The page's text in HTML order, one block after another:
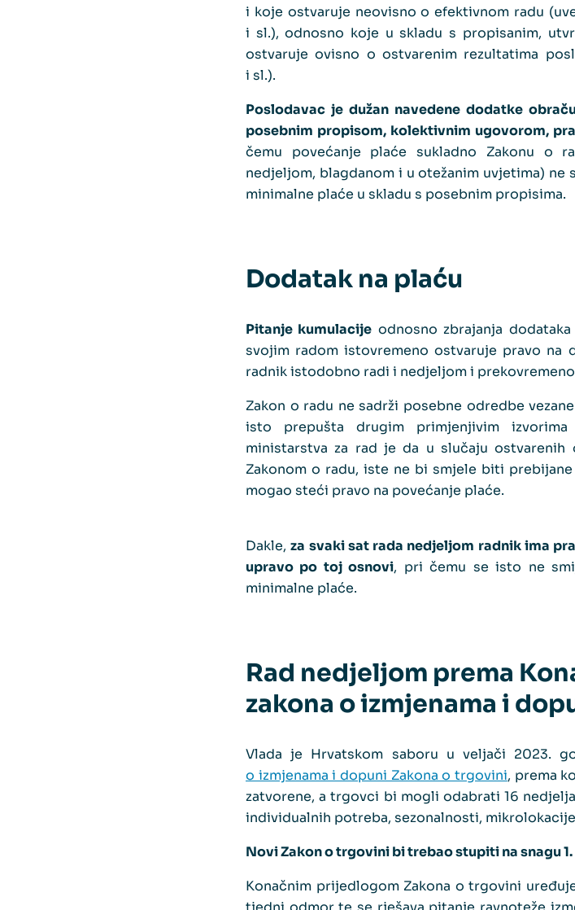
i koje ostvaruje neovisno o efektivnom radu
i sl.), odnosno koje u skladu s propisanim,
ostvaruje ovisno o ostvarenim rezultatima
i sl.).
Poslodavac je dužan navedene dodatke
posebnim propisom, kolektivnim ugovorom,
čemu povećanje plaće sukladno Zakonu o
nedjeljom, blagdanom i u otežanim uvjetima) ne
minimalne plaće u skladu s posebnim propisima.
Dodatak na plaću
Pitanje kumulacije odnosno zbrajanja
svojim radom istovremeno ostvaruje pravo na
radnik istodobno radi i nedjeljom i
Zakon o radu ne sadrži posebne odredbe
isto prepušta drugim primjenjivim izvorima
ministarstva za rad je da u slučaju ostvarenih
Zakonom o radu, iste ne bi smjele biti
mogao steći pravo na povećanje plaće.
Dakle,za svaki sat rada nedjeljom radnik ima
upravo po toj osnovi, pri čemu se isto ne
minimalne plaće.
Rad nedjeljom prema
zakona o izmjenama i
Vlada je Hrvatskom saboru u veljači 2023.
o izmjenama i dopuni Zakona o trgovini, prema
zatvorene, a trgovci bi mogli odabrati 16
individualnih potreba, sezonalnosti,
Novi Zakon o trgovini bi trebao stupiti na snagu
Konačnim prijedlogom Zakona o trgovini